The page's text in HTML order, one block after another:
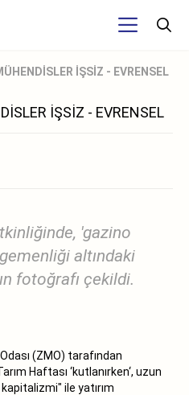
İŞSİZ - EVRENSEL
İŞSİZ - EVRENSEL
'gazino
altındaki
fotoğrafı çekildi.
(ZMO) tarafından
Haftası ‘kutlanırken‘, uzun
ile yatırım